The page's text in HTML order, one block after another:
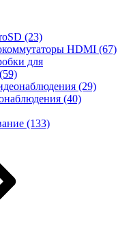
(23)
HDMI (67)
для
(59)
(29)
(40)
(133)